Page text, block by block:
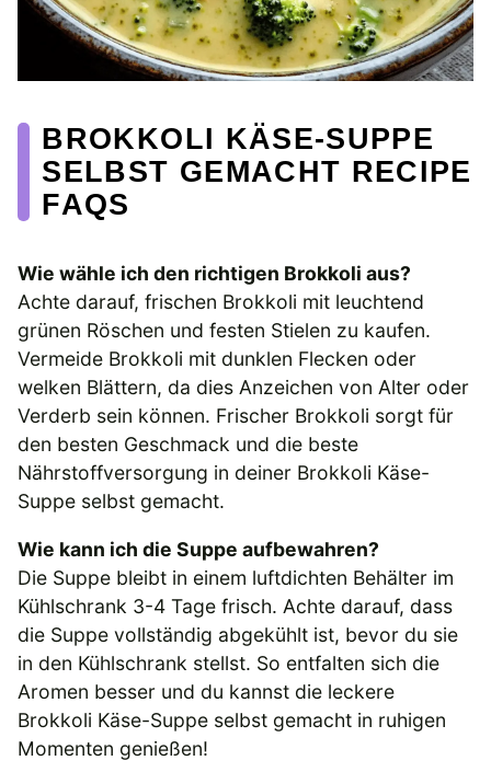
BROKKOLI KÄSE-SUPPE
SELBST GEMACHT RECIPE
FAQS
Wie wähle ich den richtigen Brokkoli aus?
Achte darauf, frischen Brokkoli mit leuchtend
grünen Röschen und festen Stielen zu kaufen.
Vermeide Brokkoli mit dunklen Flecken oder
welken Blättern, da dies Anzeichen von Alter oder
Verderb sein können. Frischer Brokkoli sorgt für
den besten Geschmack und die beste
Nährstoffversorgung in deiner Brokkoli Käse-
Suppe selbst gemacht.
Wie kann ich die Suppe aufbewahren?
Die Suppe bleibt in einem luftdichten Behälter im
Kühlschrank 3-4 Tage frisch. Achte darauf, dass
die Suppe vollständig abgekühlt ist, bevor du sie
in den Kühlschrank stellst. So entfalten sich die
Aromen besser und du kannst die leckere
Brokkoli Käse-Suppe selbst gemacht in ruhigen
Momenten genießen!